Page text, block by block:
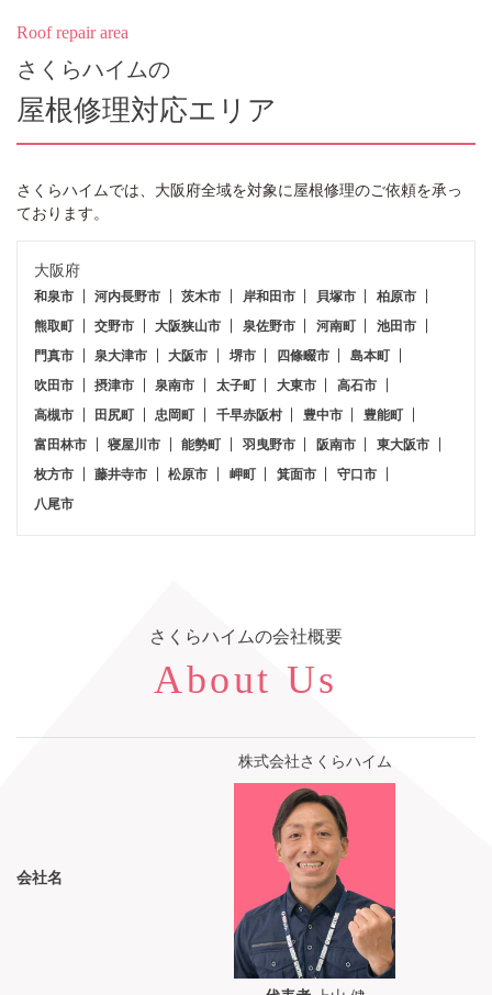
Roof repair area
さくらハイムの
屋根修理対応エリア
さくらハイムでは、大阪府全域を対象に屋根修理のご依頼を承っ
ております。
大阪府
和泉市 河内長野市 茨木市 岸和田市 貝塚市
柏原市
熊取町
交野市 大阪狭山市 泉佐野市 河南町
池田市
門真市
泉大津市 大阪市 堺市 四條畷市
島本町
吹田市
摂津市 泉南市 太子町 大東市
高石市
高槻市
田尻町 忠岡町 千早赤阪村 豊中市
豊能町
富田林市
寝屋川市 能勢町 羽曳野市 阪南市
東大阪市
枚方市
藤井寺市 松原市 岬町 箕面市
守口市
八尾市
さくらハイムの会社概要
About Us
会社名
株式会社さくらハイム